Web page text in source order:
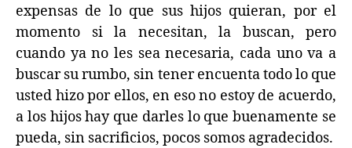
expensas de lo que sus hijos quieran, por el
momento si la necesitan, la buscan, pero
cuando ya no les sea necesaria, cada uno va a
buscar su rumbo, sin tener encuenta todo lo que
usted hizo por ellos, en eso no estoy de acuerdo,
a los hijos hay que darles lo que buenamente se
pueda, sin sacrificios, pocos somos agradecidos.